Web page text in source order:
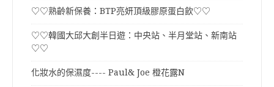
♡♡熟齡新保養：BTP亮妍頂級膠原蛋白飲♡♡
♡♡韓國大邱大創半日遊：中央站、半月堂站、新南站
♡♡
化妝水的保濕度---- Paul& Joe 橙花露N